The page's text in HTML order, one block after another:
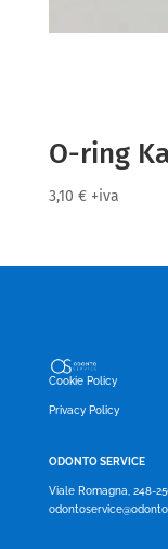
O-ring
3,10 € +iva
Cookie Policy
Privacy Policy
ODONTO SERVICE
Viale Romagna, 248-